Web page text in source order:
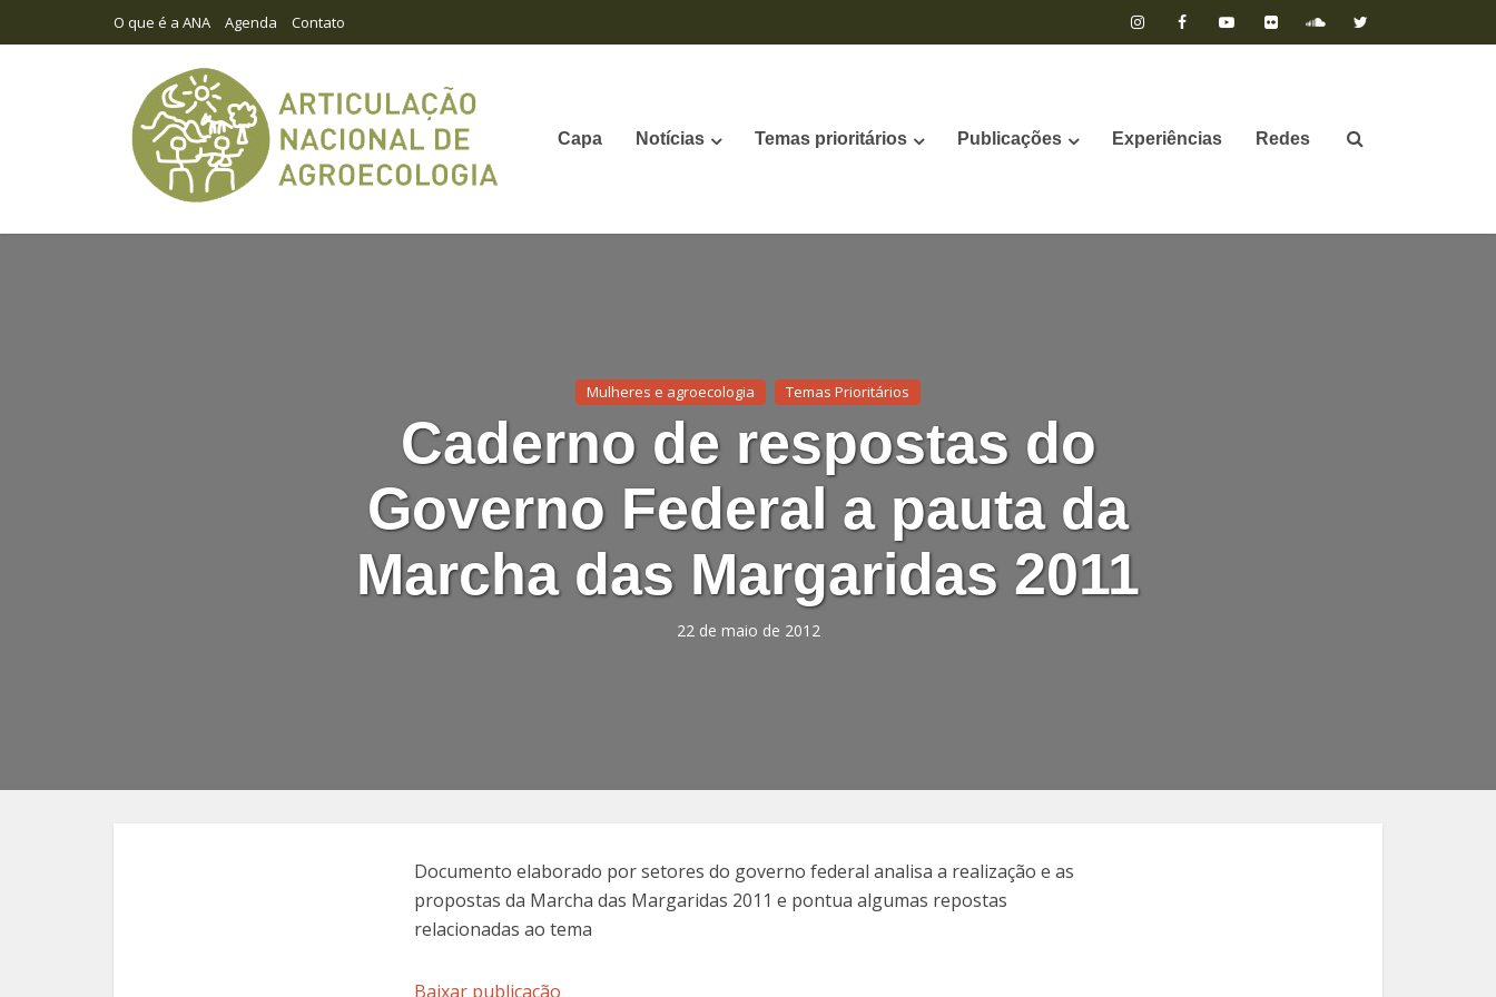
O que é a ANA Agenda Contato
Capa Notícias Temas prioritários Publicações Experiências Redes
Mulheres e agroecologia Temas Prioritários
Caderno de respostas do
Governo Federal a pauta da
Marcha das Margaridas 2011
22 de maio de 2012
Documento elaborado por setores do governo federal analisa a realização e as
propostas da Marcha das Margaridas 2011 e pontua algumas repostas
relacionadas ao tema
Baixar publicação